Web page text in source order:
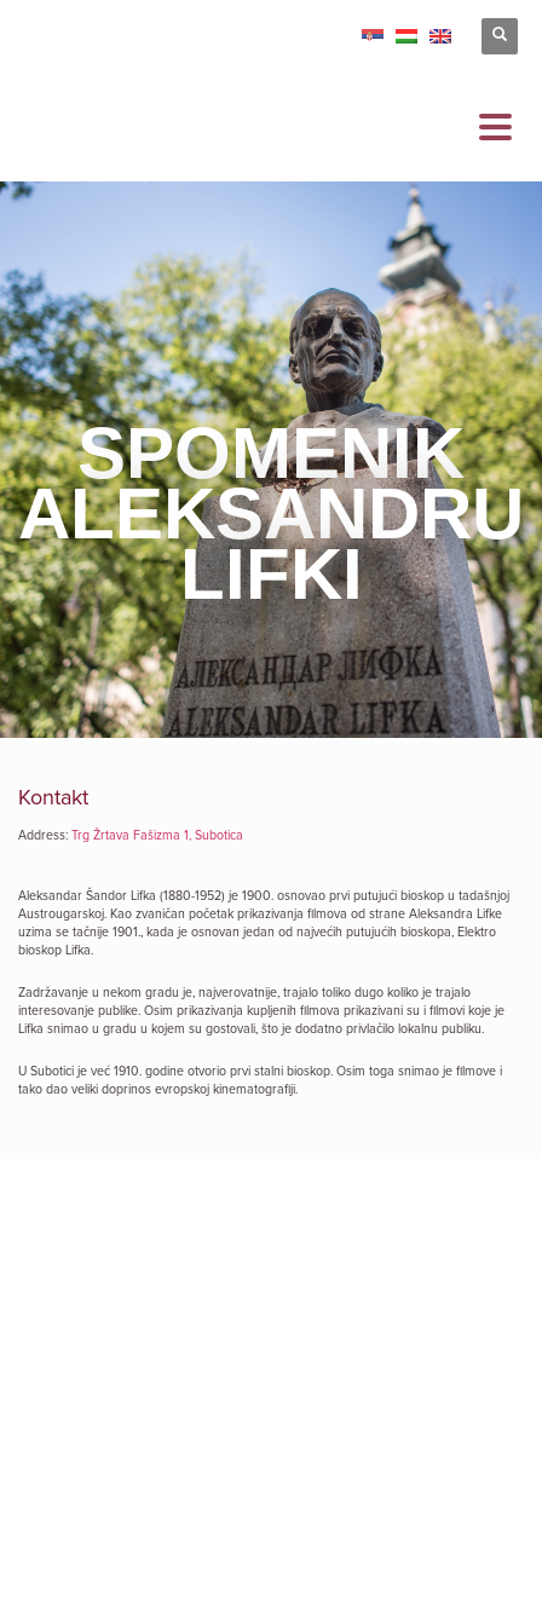
SPOMENIK
ALEKSANDRU
LIFKI
Kontakt
Address: Trg Žrtava Fašizma 1, Subotica
Aleksandar Šandor Lifka (1880-1952) je 1900. osnovao prvi putujući bioskop u tadašnjoj
Austrougarskoj. Kao zvaničan početak prikazivanja filmova od strane Aleksandra Lifke
uzima se tačnije 1901., kada je osnovan jedan od najvećih putujućih bioskopa, Elektro
bioskop Lifka.
Zadržavanje u nekom gradu je, najverovatnije, trajalo toliko dugo koliko je trajalo
interesovanje publike. Osim prikazivanja kupljenih filmova prikazivani su i filmovi koje je
Lifka snimao u gradu u kojem su gostovali, što je dodatno privlačilo lokalnu publiku.
U Subotici je već 1910. godine otvorio prvi stalni bioskop. Osim toga snimao je filmove i
tako dao veliki doprinos evropskoj kinematografiji.